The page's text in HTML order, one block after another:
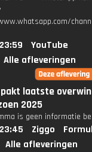
YouTube
Alle afleveringen
laatste
2025
is geen informatie
Ziggo
Alle afleveringen